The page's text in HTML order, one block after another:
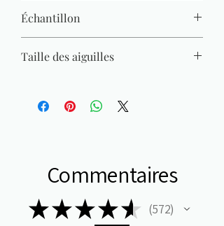
Échantillon
Taille des aiguilles
Commentaires
★★★★★ 572
572